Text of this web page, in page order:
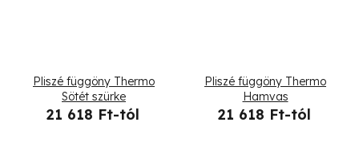
Pliszé függöny Thermo
Sötét szürke
21 618 Ft-tól
Pliszé függöny Thermo
Hamvas
21 618 Ft-tól